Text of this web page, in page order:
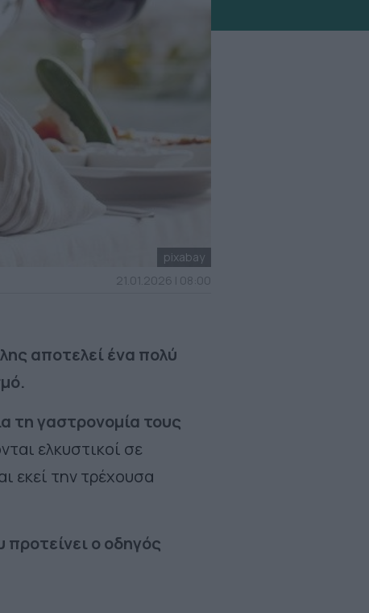
pixabay
21.01.2026 | 08:00
αποτελεί ένα πολύ
τη γαστρονομία τους
ελκυστικοί σε
εκεί την τρέχουσα
προτείνει ο οδηγός